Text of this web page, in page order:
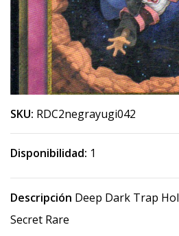
SKU: RDC2negrayugi042
Disponibilidad: 1
Descripción Deep Dark Trap
Secret Rare